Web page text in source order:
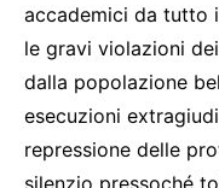
accademici da tutto
le gravi violazioni
dalla popolazione
esecuzioni
repressione delle
silenzio pressoché